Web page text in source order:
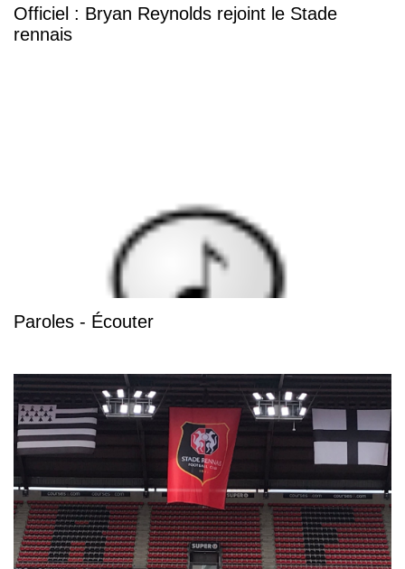
Officiel : Bryan Reynolds rejoint le Stade
rennais
Paroles - Écouter